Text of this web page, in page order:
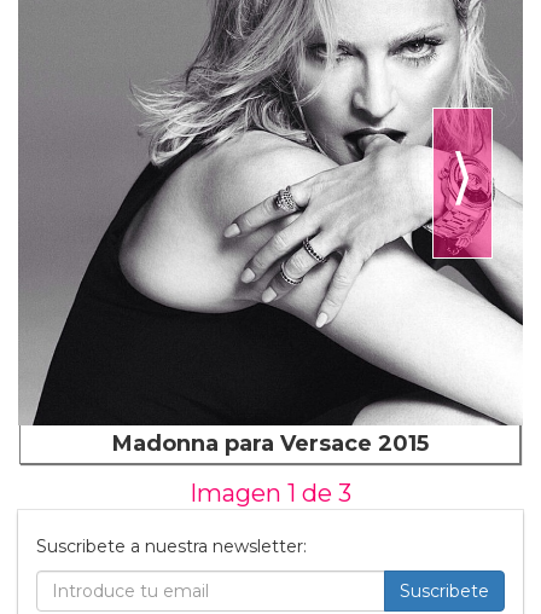
⟩
Madonna para Versace 2015
Imagen 1 de 3
Suscribete a nuestra newsletter:
Suscribete